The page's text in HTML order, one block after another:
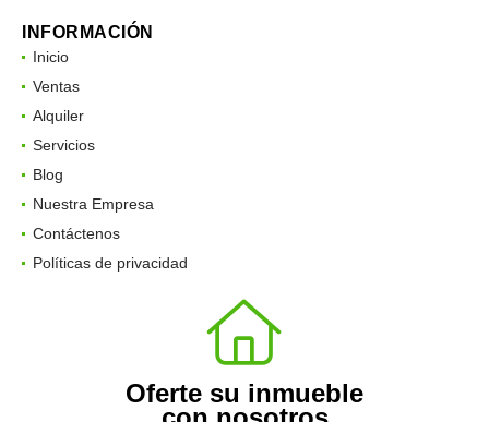
INFORMACIÓN
Inicio
Ventas
Alquiler
Servicios
Blog
Nuestra Empresa
Contáctenos
Políticas de privacidad
Oferte su inmueble